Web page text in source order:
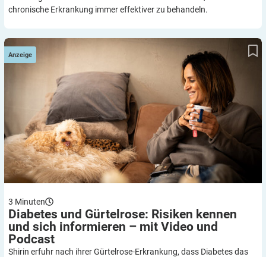
chronische Erkrankung immer effektiver zu behandeln.
Diabetes und Gürtelrose: Risiken kennen und sich informieren –
mit Video und Podcast
Anzeige
3 Minuten
Diabetes und Gürtelrose: Risiken kennen
und sich informieren – mit Video und
Podcast
Shirin erfuhr nach ihrer Gürtelrose-Erkrankung, dass Diabetes das